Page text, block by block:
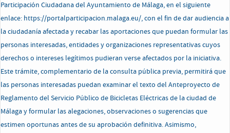
Participación Ciudadana del Ayuntamiento de Málaga, en el siguiente
enlace: https://portalparticipacion.malaga.eu/, con el fin de dar audiencia a
la ciudadanía afectada y recabar las aportaciones que puedan formular las
personas interesadas, entidades y organizaciones representativas cuyos
derechos o intereses legítimos pudieran verse afectados por la iniciativa.
Este trámite, complementario de la consulta pública previa, permitirá que
las personas interesadas puedan examinar el texto del Anteproyecto de
Reglamento del Servicio Público de Bicicletas Eléctricas de la ciudad de
Málaga y formular las alegaciones, observaciones o sugerencias que
estimen oportunas antes de su aprobación definitiva. Asimismo,